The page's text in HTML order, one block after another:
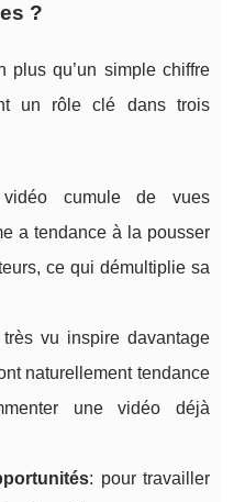
?
plus qu’un simple chiffre
un rôle clé dans trois
cumule de vues
a tendance à la pousser
ce qui démultiplie sa
vu inspire davantage
naturellement tendance
une vidéo déjà
: pour travailler